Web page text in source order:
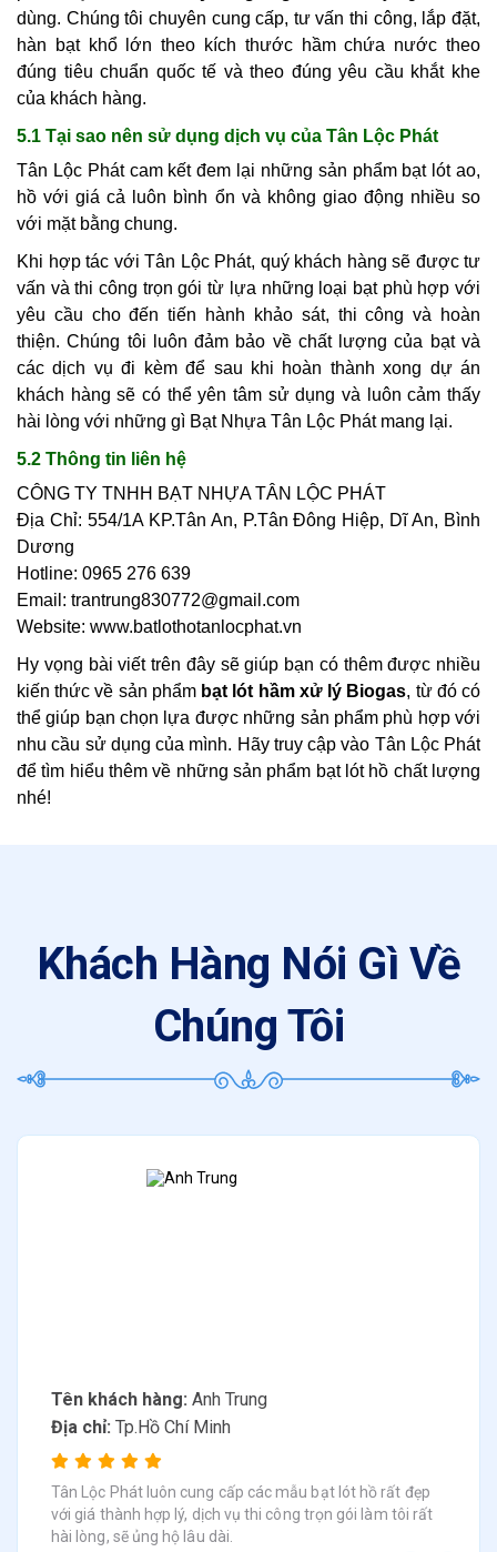
dùng. Chúng tôi chuyên cung cấp, tư vấn thi công, lắp đặt,
hàn bạt khổ lớn theo kích thước hầm chứa nước theo
đúng tiêu chuẩn quốc tế và theo đúng yêu cầu khắt khe
của khách hàng.
5.1 Tại sao nên sử dụng dịch vụ của Tân Lộc Phát
Tân Lộc Phát cam kết đem lại những sản phẩm bạt lót ao,
hồ với giá cả luôn bình ổn và không giao động nhiều so
với mặt bằng chung.
Khi hợp tác với Tân Lộc Phát, quý khách hàng sẽ được tư
vấn và thi công trọn gói từ lựa những loại bạt phù hợp với
yêu cầu cho đến tiến hành khảo sát, thi công và hoàn
thiện. Chúng tôi luôn đảm bảo về chất lượng của bạt và
các dịch vụ đi kèm để sau khi hoàn thành xong dự án
khách hàng sẽ có thể yên tâm sử dụng và luôn cảm thấy
hài lòng với những gì Bạt Nhựa Tân Lộc Phát mang lại.
5.2 Thông tin liên hệ
CÔNG TY TNHH BẠT NHỰA TÂN LỘC PHÁT
Địa Chỉ: 554/1A KP.Tân An, P.Tân Đông Hiệp, Dĩ An, Bình
Dương
Hotline: 0965 276 639
Email: trantrung830772@gmail.com
Website: www.batlothotanlocphat.vn
Hy vọng bài viết trên đây sẽ giúp bạn có thêm được nhiều
kiến thức về sản phẩm bạt lót hầm xử lý Biogas, từ đó có
thể giúp bạn chọn lựa được những sản phẩm phù hợp với
nhu cầu sử dụng của mình. Hãy truy cập vào Tân Lộc Phát
để tìm hiểu thêm về những sản phẩm bạt lót hồ chất lượng
nhé!
Khách Hàng Nói Gì Về
Chúng Tôi
Tên khách hàng: Anh Trung
Địa chỉ: Tp.Hồ Chí Minh
Tân Lộc Phát luôn cung cấp các mẫu bạt lót hồ rất đẹp
với giá thành hợp lý, dịch vụ thi công trọn gói làm tôi rất
hài lòng, sẽ ủng hộ lâu dài.